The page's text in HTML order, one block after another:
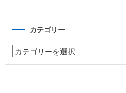
カテゴリー
カ
テ